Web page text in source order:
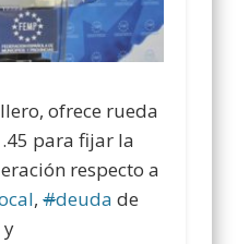
ofrece rueda
para fijar la
respecto a
,#deuda de
y